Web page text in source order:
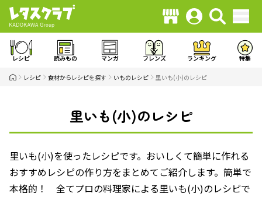
レシピ 読みもの マンガ フレンズ ランキング 特集
レシピ 食材からレシピを探す いものレシピ 里いも(小)のレシピ
里いも(小)のレシピ
里いも(小)を使ったレシピです。おいしくて簡単に作れる
おすすめレシピの作り方をまとめてご紹介します。簡単で
本格的！ 全てプロの料理家による里いも(小)のレシピで